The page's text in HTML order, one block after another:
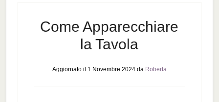
Come Apparecchiare
la Tavola
Aggiornato il 1 Novembre 2024da Roberta